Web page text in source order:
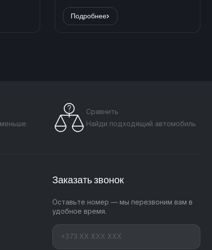
Подробнее
Сравнить
Найди подходящий автомобиль
Заказать звонок
Оставьте номер — мы перезвоним вам в
удобное время.